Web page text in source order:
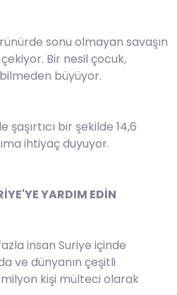
sonu olmayan savaşın
çekiyor. Bir nesil çocuk,
büyüyor.
şaşırtıcı bir şekilde 14,6
ihtiyaç duyuyor.
YARDIM EDİN
insan Suriye içinde
ve dünyanın çeşitli
kişi mülteci olarak